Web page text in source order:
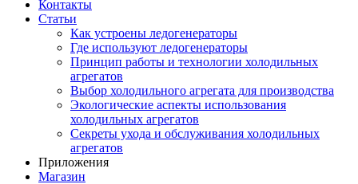
Контакты
Статьи
Как устроены ледогенераторы
Где используют ледогенераторы
Принцип работы и технологии холодильных
агрегатов
Выбор холодильного агрегата для производства
Экологические аспекты использования
холодильных агрегатов
Секреты ухода и обслуживания холодильных
агрегатов
Приложения
Магазин